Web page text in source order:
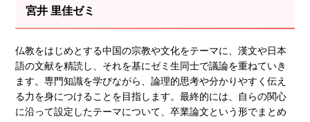
宮井 里佳ゼミ
仏教をはじめとする中国の宗教や文化をテーマに、漢文や日本
語の文献を精読し、それを基にゼミ生同士で議論を重ねていき
ます。専門知識を学びながら、論理的思考や分かりやすく伝え
る力を身につけることを目指します。最終的には、自らの関心
に沿って設定したテーマについて、卒業論文という形でまとめ